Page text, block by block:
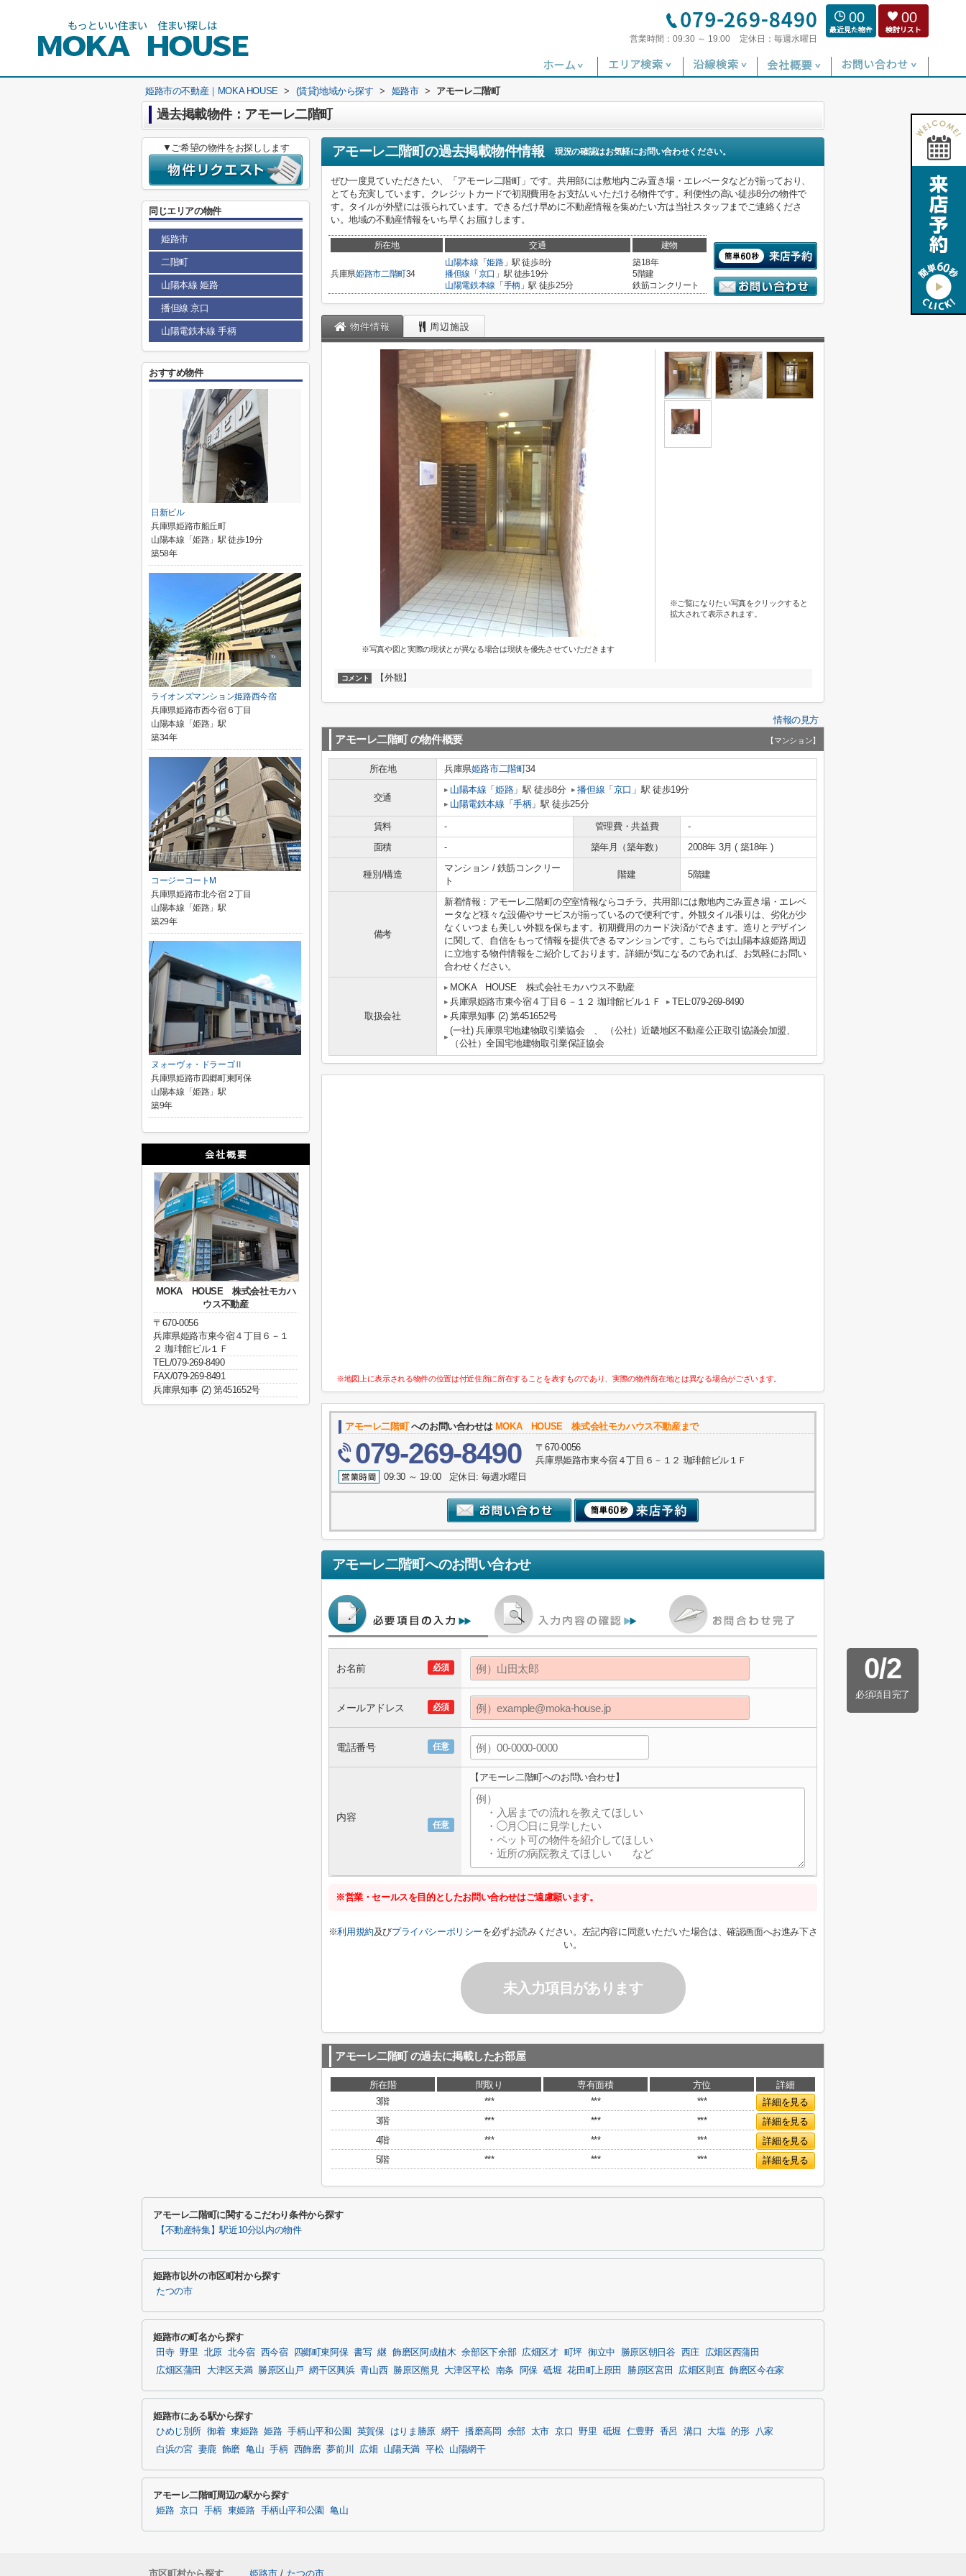
営業時間： 09:30 ～ 19:00 定休日： 毎週水曜日
00 00
姫路市の不動産｜MOKA HOUSE > (賃貸)地域から探す > 姫路市 > アモーレ二階町
過去掲載物件：アモーレ二階町
アモーレ二階町の過去掲載物件情報 現況の確認はお気軽にお問い合わせください。
ぜひ一度見ていただきたい、「アモーレ二階町」です。共用部には敷地内ごみ置き場・エレベータなどが揃っており、
とても充実しています。クレジットカードで初期費用をお支払いいただける物件です。利便性の高い徒歩8分の物件で
す。タイルが外壁には張られています。できるだけ早めに不動産情報を集めたい方は当社スタッフまでご連絡くださ
い。地域の不動産情報をいち早くお届けします。
所在地 交通 建物
兵庫県姫路市二階町34
山陽本線 「姫路」駅 徒歩8分
播但線 「 京口 」駅 徒歩19分
山陽電鉄本線 「 手柄」駅 徒歩25分
築18年
5階建
鉄筋コンクリート
物件情報 周辺施設
※写真や図と実際の現状とが異なる場合は現状を優先させていただきます
※ご覧になりたい写真をクリックすると
拡大されて表示されます。
コメント 【外観】
情報の見方
アモーレ二階町の物件概要 【マンション】
所在地 兵庫県姫路市二階町34
交通
山陽本線 「姫路」駅 徒歩8分 播但線 「 京口 」駅 徒歩19分
山陽電鉄本線 「手柄」駅 徒歩25分
賃料 - 管理費・共益費
-
面積
- 築年月（築年数） 2008年 3月 ( 築18年 )
種別/構造
マンション / 鉄筋コンクリー
ト
階建 5階建
備考
新着情報：アモーレ二階町の空室情報ならコチラ。共用部には敷地内ごみ置き場・エレベ
ータなど様々な設備やサービスが揃っているので便利です。外観タイル張りは、劣化が少
なくいつまも美しい外観を保ちます。初期費用のカード決済ができます。造りとデザイン
に関して、自信をもって情報を提供できるマンションです。こちらでは山陽本線姫路周辺
に立地する物件情報をご紹介しております。詳細が気になるのであれば、お気軽にお問い
合わせください。
取扱会社
MOKA HOUSE 株式会社モカハウス不動産
兵庫県姫路市東今宿４丁目６－１２ 珈琲館ビル１Ｆ
TEL:079-269-8490
兵庫県知事 (2) 第451652号
(一社) 兵庫県宅地建物取引業協会 、 （公社）近畿地区不動産公正取引協議会加盟、
（公社）全国宅地建物取引業保証協会
※地図上に表示される物件の位置は付近住所に所在することを表すものであり、実際の物件所在地とは異なる場合がございます。
アモーレ二階町へのお問い合わせは MOKA HOUSE 株式会社モカハウス不動産まで
079-269-8490
〒670-0056
兵庫県姫路市東今宿４丁目６－１２ 珈琲館ビル１Ｆ
09:30 ～ 19:00 定休日: 毎週水曜日
アモーレ二階町へのお問い合わせ
0/2
必須項目完了
必須
お名前
必須
メールアドレス
任意
電話番号
任意
内容
【アモーレ二階町へのお問い合わせ】
※営業・セールスを目的としたお問い合わせはご遠慮願います。
※利用規約及びプライバシーポリシーを必ずお読みください。左記内容に同意いただいた場合は、確認画面へお進み下さ
い。
未入力項目があります
アモーレ二階町の過去に掲載したお部屋
所在階 間取り 専有面積 方位
詳細
3階
*** *** ***
詳細を見る
3階
*** *** ***
詳細を見る
4階
*** *** ***
詳細を見る
5階
*** *** *** 詳細を見る
▼ご希望の物件をお探しします
同じエリアの物件
姫路市
二階町
山陽本線 姫路
播但線 京口
山陽電鉄本線 手柄
おすすめ物件
日新ビル
兵庫県姫路市船丘町
山陽本線「姫路」駅 徒歩19分
築58年
ライオンズマンション姫路西今宿
兵庫県姫路市西今宿６丁目
山陽本線「姫路」駅
築34年
コージーコートM
兵庫県姫路市北今宿２丁目
山陽本線「姫路」駅
築29年
ヌォーヴォ・ドラーゴⅡ
兵庫県姫路市四郷町東阿保
山陽本線「姫路」駅
築9年
MOKA HOUSE 株式会社モカハ
ウス不動産
〒670-0056
兵庫県姫路市東今宿４丁目６－１
２ 珈琲館ビル１Ｆ
TEL/079-269-8490
FAX/079-269-8491
兵庫県知事 (2) 第451652号
アモーレ二階町に関するこだわり条件から探す
【不動産特集】駅近10分以内の物件
姫路市以外の市区町村から探す
たつの市
姫路市の町名から探す
田寺 野里 北原 北今宿 西今宿 四郷町東阿保 書写 継 飾磨区阿成植木 余部区下余部 広畑区才 町坪 御立中 勝原区朝日谷 西庄
広畑区西蒲田
広畑区蒲田
大津区天満 勝原区山戸 網干区興浜 青山西 勝原区熊見 大津区平松 南条 阿保 砥堀 花田町上原田 勝原区宮田 広畑区則直 飾磨区今在家
姫路市にある駅から探す
ひめじ別所 御着 東姫路 姫路 手柄山平和公園 英賀保 はりま勝原 網干 播磨高岡 余部 太市 京口 野里 砥堀 仁豊野 香呂 溝口 大塩 的形
八家
白浜の宮
妻鹿 飾磨 亀山 手柄 西飾磨 夢前川 広畑 山陽天満 平松 山陽網干
アモーレ二階町周辺の駅から探す
姫路 京口 手柄 東姫路 手柄山平和公園 亀山
市区町村から探す 姫路市 / たつの市